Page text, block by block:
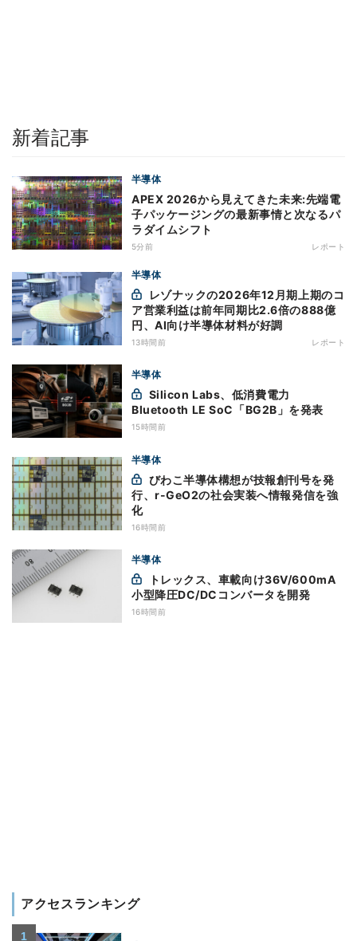
新着記事
半導体
APEX 2026から見えてきた未来:先端電
子パッケージングの最新事情と次なるパ
ラダイムシフト
5分前 レポート
半導体
ア営業利益は前年同期比2.6倍の888億
円、AI向け半導体材料が好調
13時間前 レポート
半導体
Bluetooth LE SoC「BG2B」を発表
15時間前
半導体
行、r-GeO2の社会実装へ情報発信を強
化
16時間前
半導体
小型降圧DC/DCコンバータを開発
16時間前
アクセスランキング